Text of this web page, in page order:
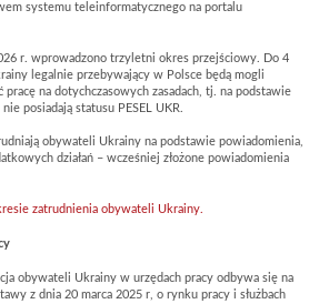
systemu teleinformatycznego na portalu
r. wprowadzono trzyletni okres przejściowy. Do 4
legalnie przebywający w Polsce będą mogli
na dotychczasowych zasadach, tj. na podstawie
posiadają statusu PESEL UKR.
obywateli Ukrainy na podstawie powiadomienia,
działań – wcześniej złożone powiadomienia
zatrudnienia obywateli Ukrainy.
obywateli Ukrainy w urzędach pracy odbywa się na
z dnia 20 marca 2025 r, o rynku pracy i służbach